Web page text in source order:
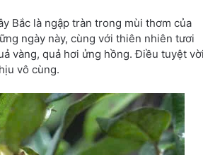
Bắc là ngập tràn trong mùi thơm của
ngày này, cùng với thiên nhiên tươi
vàng, quả hơi ửng hồng. Điều tuyệt vời
vô cùng.